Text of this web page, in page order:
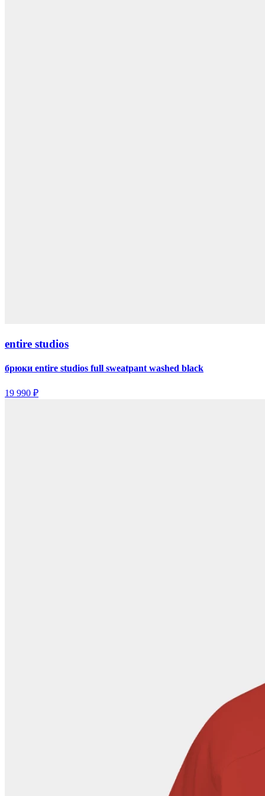
entire studios
брюки entire studios full sweatpant washed black
19 990 ₽